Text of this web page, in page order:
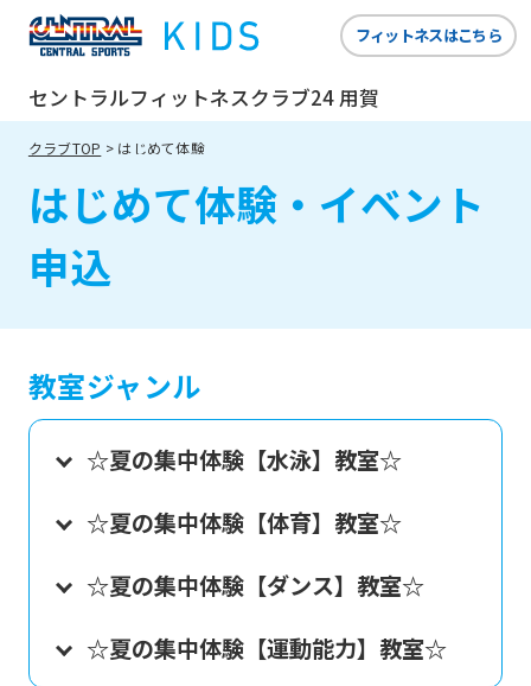
セントラルフィットネスクラブ24 用賀
フィットネスはこちら
クラブTOP はじめて体験
はじめて体験・イベント
申込
教室ジャンル
☆夏の集中体験【水泳】教室☆
☆夏の集中体験【体育】教室☆
☆夏の集中体験【ダンス】教室☆
☆夏の集中体験【運動能力】教室☆